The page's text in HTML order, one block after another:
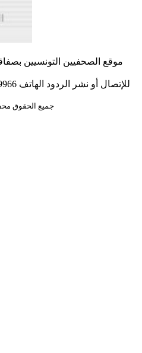
موقع الصحفيين التونسيين
جميع الحقوق